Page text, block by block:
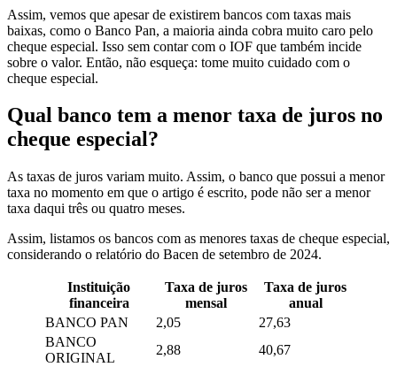
Assim, vemos que apesar de existirem bancos com taxas mais
baixas, como o Banco Pan, a maioria ainda cobra muito caro pelo
cheque especial. Isso sem contar com o IOF que também incide
sobre o valor. Então, não esqueça: tome muito cuidado com o
cheque especial.
Qual banco tem a menor taxa de juros no
cheque especial?
As taxas de juros variam muito. Assim, o banco que possui a menor
taxa no momento em que o artigo é escrito, pode não ser a menor
taxa daqui três ou quatro meses.
Assim, listamos os bancos com as menores taxas de cheque especial,
considerando o relatório do Bacen de setembro de 2024.
Instituição
financeira
Taxa de juros
mensal
Taxa de juros
anual
BANCO PAN
2,05
27,63
BANCO
ORIGINAL
2,88
40,67